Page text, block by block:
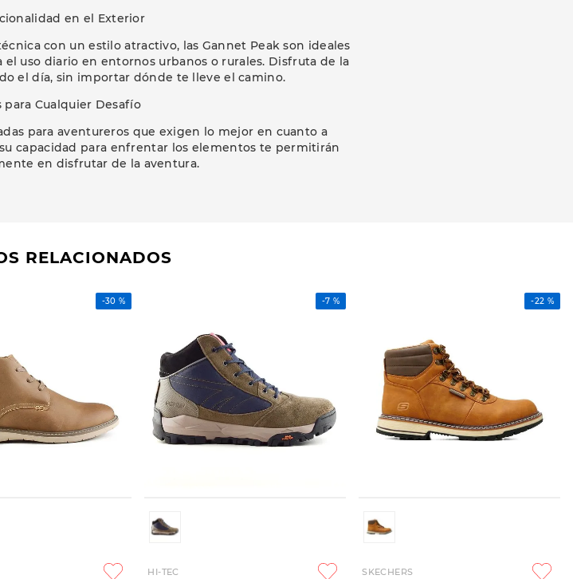
en el Exterior
con un estilo atractivo, las Gannet Peak son ideales
uso diario en entornos urbanos o rurales. Disfruta de la
el día, sin importar dónde te lleve el camino.
para Cualquier Desafío
para aventureros que exigen lo mejor en cuanto a
capacidad para enfrentar los elementos te permitirán
en disfrutar de la aventura.
RELACIONADOS
-30 % -7 %
HI-TEC
-22 %
SKECHERS